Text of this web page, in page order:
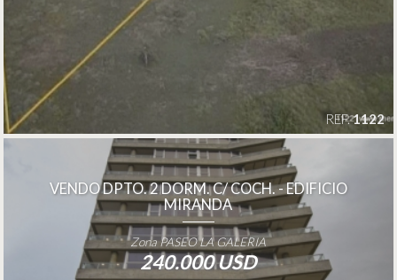
REF.1122
VENDO DPTO. 2 DORM. C/ COCH. - EDIFICIO
MIRANDA
Zona PASEO LA GALERIA
240.000 USD